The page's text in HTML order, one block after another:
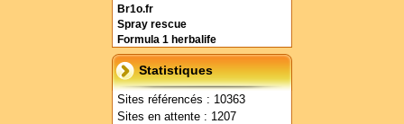
Br1o.fr
Spray rescue
Formula 1 herbalife
Statistiques
Sites référencés : 10363
Sites en attente : 1207